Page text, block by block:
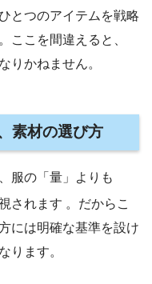
とつのアイテムを戦略
ここを間違えると、
りかねません。
素材の選び方
服の「量」よりも
されます 。だからこ
には明確な基準を設け
ります。